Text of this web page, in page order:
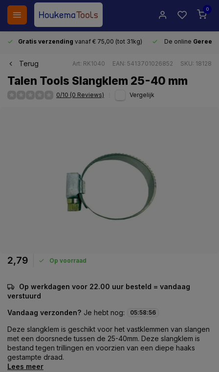
0
Gratis verzending vanaf € 75,00 (tot 31kg) De online
Terug Art: RK1040 EAN: 5413701026852 SKU: 18128
Talen Tools Slangklem 25-40 mm
0/10 (0 Reviews) Vergelijk
2,79 Op voorraad
Op werkdagen voor 22.00 uur besteld = vandaag
verstuurd
Vandaag verzonden? Je hebt nog: 05:58:55
Deze slangklem is geschikt voor het vastklemmen van slangen
met een doorsnede tussen de 25-40mm. Deze slangklem is
bestand tegen trillingen en voorzien van een diepe haaks
gestampte draad.
Lees meer